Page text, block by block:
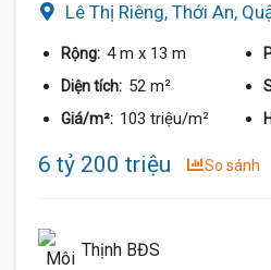
Lê Thị Riêng, Thới An,
Rộng: 4 m x 13 m
Diện tích: 52 m²
Giá/m²: 103 triệu/m²
6 tỷ 200 triệu So sánh
Thịnh BĐS